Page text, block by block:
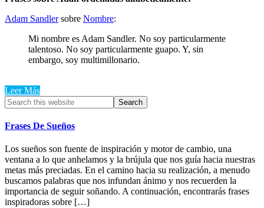
Adam Sandlersobre Nombre:
Mi nombre es Adam Sandler. No soy particularmente
talentoso. No soy particularmente guapo. Y, sin
embargo, soy multimillonario.
Leer Más
Primary
Sidebar
Search
this
website
Frases De Sueños
Los sueños son fuente de inspiración y motor de cambio, una
ventana a lo que anhelamos y la brújula que nos guía hacia nuestras
metas más preciadas. En el camino hacia su realización, a menudo
buscamos palabras que nos infundan ánimo y nos recuerden la
importancia de seguir soñando. A continuación, encontrarás frases
inspiradoras sobre […]